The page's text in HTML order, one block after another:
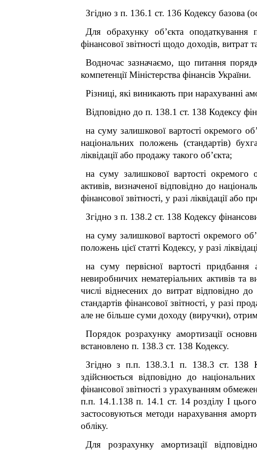
Згідно з п. 136.1 ст. 136 Кодексу базова
Для обрахунку об’єкта оподаткування
фінансової звітності щодо доходів,
Водночас зазначаємо, що питання
компетенції Міністерства фінансів України.
Різниці, які виникають при нарахуванні
Відповідно до п. 138.1 ст. 138 Кодексу
на суму залишкової вартості окремого
національних положень (стандартів)
ліквідації або продажу такого об’єкта;
на суму залишкової вартості окремого
активів, визначеної відповідно до
фінансової звітності, у разі ліквідації або
Згідно з п. 138.2 ст. 138 Кодексу
на суму залишкової вартості окремого
положень цієї статті Кодексу, у разі
на суму первісної вартості
невиробничих нематеріальних активів та
числі віднесених до витрат відповідно
стандартів фінансової звітності, у разі
але не більше суми доходу (виручки),
Порядок розрахунку амортизації
встановлено п. 138.3 ст. 138 Кодексу.
Згідно з п.п. 138.3.1 п. 138.3 ст. 138
здійснюється відповідно до
фінансової звітності з урахуванням
п.п. 14.1.138 п. 14.1 ст. 14 розділу I
застосовуються методи нарахування
обліку.
Для розрахунку амортизації